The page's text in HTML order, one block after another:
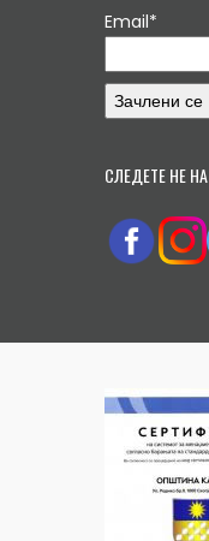
Email*
СЛЕДЕТЕ НЕ НА